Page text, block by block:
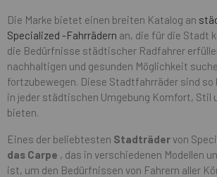
Die Marke bietet einen breiten Katalog an
Specialized -Fahrrädern an, die für die Stadt
die Bedürfnisse städtischer Radfahrer
nachhaltigen und gesunden Möglichkeit
fortzubewegen. Diese Stadtfahrräder sind
in jeder städtischen Umgebung Komfort, Stil
bieten.
Eines der beliebtesten Stadträdervon
das Carpe , das in verschiedenen Modellen
ist, um den Bedürfnissen von Fahrern aller